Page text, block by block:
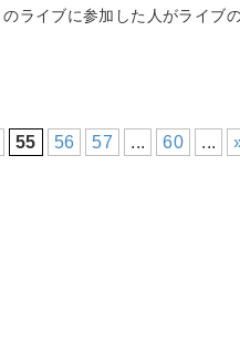
のライブに参加した人がライブ
55 56 57 ... 60 ...